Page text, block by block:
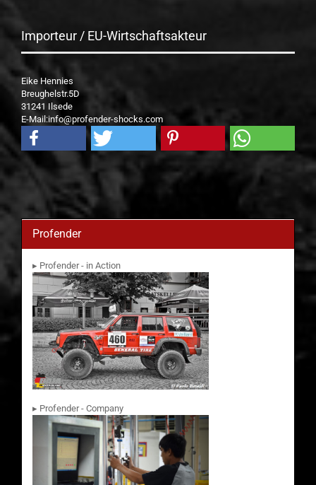
Importeur / EU-Wirtschaftsakteur
Eike Hennies
Breughelstr.5D
31241 Ilsede
E-Mail:info@profender-shocks.com
Profender
▸ Profender - in Action
▸ Profender - Company